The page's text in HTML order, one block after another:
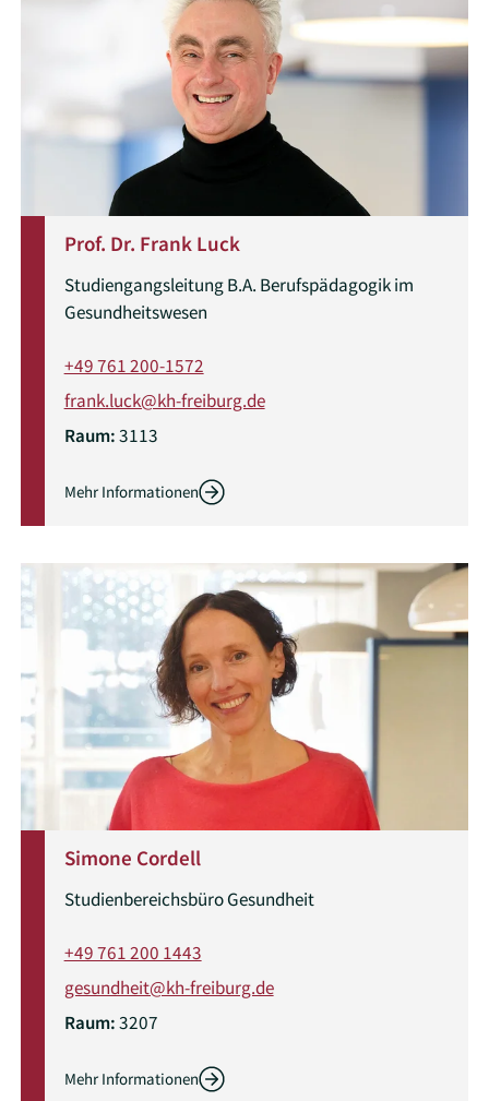
Prof. Dr. Frank Luck
Studiengangsleitung B.A. Berufspädagogik im
Gesundheitswesen
+49 761 200-1572
frank.luck@kh-freiburg.de
Raum:3113
Mehr Informationen
Simone Cordell
Studienbereichsbüro Gesundheit
+49 761 200 1443
gesundheit@kh-freiburg.de
Raum:3207
Mehr Informationen